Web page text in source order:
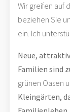
Wir greifen auf
beziehen Sie
ein. Ich
Neue,
Familien sind
grünen Oasen
Kleingärten,